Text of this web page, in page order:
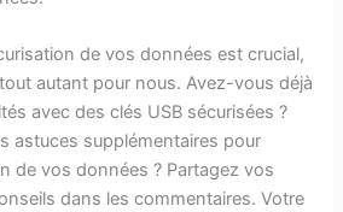
de vos données est crucial,
autant pour nous. Avez-vous déjà
avec des clés USB sécurisées ?
astuces supplémentaires pour
de vos données ? Partagez vos
dans les commentaires. Votre